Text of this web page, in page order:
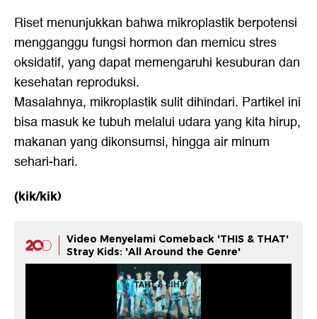
Riset menunjukkan bahwa mikroplastik berpotensi
mengganggu fungsi hormon dan memicu stres
oksidatif, yang dapat memengaruhi kesuburan dan
kesehatan reproduksi.
Masalahnya, mikroplastik sulit dihindari. Partikel ini
bisa masuk ke tubuh melalui udara yang kita hirup,
makanan yang dikonsumsi, hingga air minum
sehari-hari.
(kik/kik)
Video Menyelami Comeback 'THIS & THAT'
Stray Kids: 'All Around the Genre'